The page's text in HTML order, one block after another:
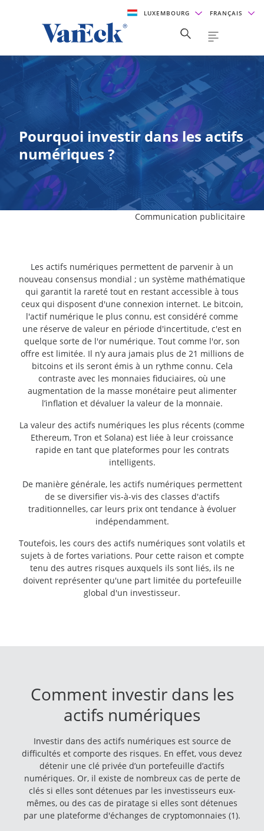
LUXEMBOURG FRANÇAIS
Pourquoi investir dans les actifs
numériques ?
Communication publicitaire
Les actifs numériques permettent de parvenir à un
nouveau consensus mondial ; un système mathématique
qui garantit la rareté tout en restant accessible à tous
ceux qui disposent d'une connexion internet. Le bitcoin,
l'actif numérique le plus connu, est considéré comme
une réserve de valeur en période d'incertitude, c'est en
quelque sorte de l'or numérique. Tout comme l'or, son
offre est limitée. Il n’y aura jamais plus de 21 millions de
bitcoins et ils seront émis à un rythme connu. Cela
contraste avec les monnaies fiduciaires, où une
augmentation de la masse monétaire peut alimenter
l’inflation et dévaluer la valeur de la monnaie.
La valeur des actifs numériques les plus récents (comme
Ethereum, Tron et Solana) est liée à leur croissance
rapide en tant que plateformes pour les contrats
intelligents.
De manière générale, les actifs numériques permettent
de se diversifier vis-à-vis des classes d'actifs
traditionnelles, car leurs prix ont tendance à évoluer
indépendamment.
Toutefois, les cours des actifs numériques sont volatils et
sujets à de fortes variations. Pour cette raison et compte
tenu des autres risques auxquels ils sont liés, ils ne
doivent représenter qu'une part limitée du portefeuille
global d'un investisseur.
Comment investir dans les
actifs numériques
Investir dans des actifs numériques est source de
difficultés et comporte des risques. En effet, vous devez
détenir une clé privée d’un portefeuille d’actifs
numériques. Or, il existe de nombreux cas de perte de
clés si elles sont détenues par les investisseurs eux-
mêmes, ou des cas de piratage si elles sont détenues
par une plateforme d'échanges de cryptomonnaies (1).